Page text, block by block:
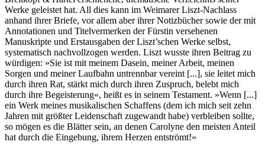
Werke geleistet hat. All dies kann im Weimarer Liszt-Nachlass
anhand ihrer Briefe, vor allem aber ihrer Notizbücher sowie der mit
Annotationen und Titelvermerken der Fürstin versehenen
Manuskripte und Erstausgaben der Liszt’schen Werke selbst,
systematisch nachvollzogen werden. Liszt wusste ihren Beitrag zu
würdigen: »Sie ist mit meinem Dasein, meiner Arbeit, meinen
Sorgen und meiner Laufbahn untrennbar vereint [...], sie leitet mich
durch ihren Rat, stärkt mich durch ihren Zuspruch, belebt mich
durch ihre Begeisterung«, heißt es in seinem Testament. »Wenn [...]
ein Werk meines musikalischen Schaffens (dem ich mich seit zehn
Jahren mit größter Leidenschaft zugewandt habe) verbleiben sollte,
so mögen es die Blätter sein, an denen Carolyne den meisten Anteil
hat durch die Eingebung, ihrem Herzen entströmt!«